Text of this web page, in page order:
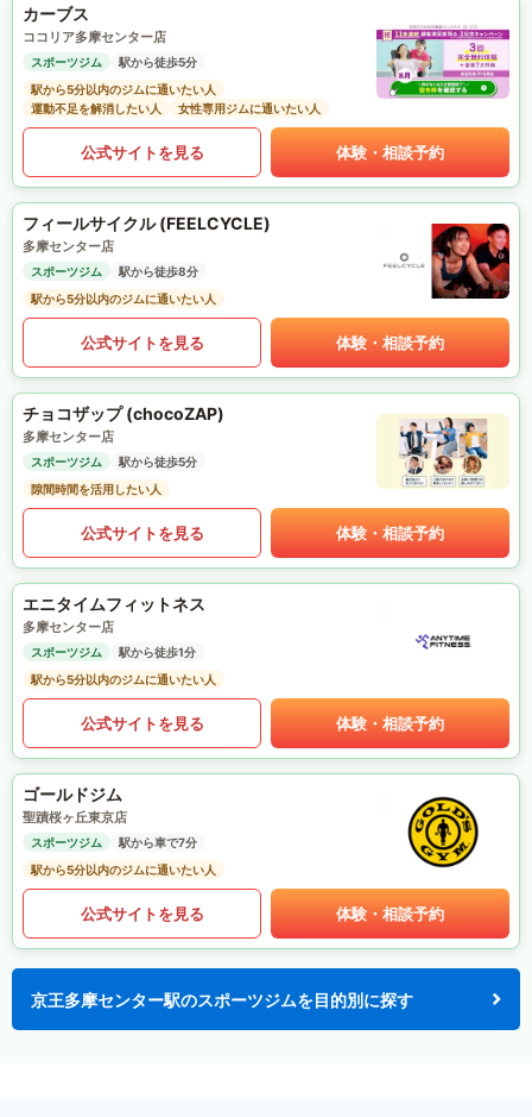
カーブス
ココリア多摩センター店
スポーツジム
駅から徒歩5分
駅から5分以内のジムに通いたい人
運動不足を解消したい人
女性専用ジムに通いたい人
公式サイトを見る 体験・相談予約
フィールサイクル (FEELCYCLE)
多摩センター店
スポーツジム
駅から徒歩8分
駅から5分以内のジムに通いたい人
公式サイトを見る 体験・相談予約
チョコザップ (chocoZAP)
多摩センター店
スポーツジム
駅から徒歩5分
隙間時間を活用したい人
公式サイトを見る 体験・相談予約
エニタイムフィットネス
多摩センター店
スポーツジム
駅から徒歩1分
駅から5分以内のジムに通いたい人
公式サイトを見る 体験・相談予約
ゴールドジム
聖蹟桜ヶ丘東京店
スポーツジム
駅から車で7分
駅から5分以内のジムに通いたい人
公式サイトを見る 体験・相談予約
京王多摩センター駅のスポーツジムを目的別に探す